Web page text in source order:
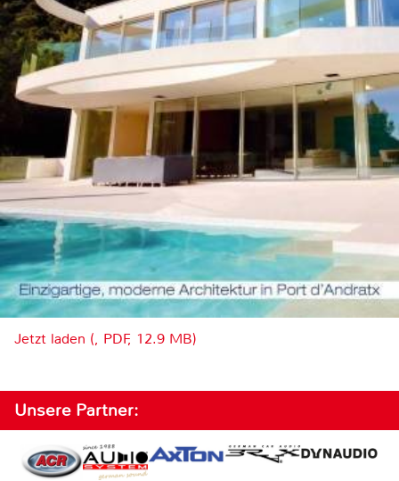
Jetzt laden (, PDF, 12.9 MB)
Unsere Partner: